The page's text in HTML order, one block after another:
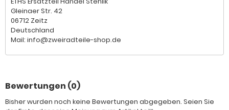
Gleinaer Str. 42
06712 Zeitz
Deutschland
Mail: info@zweiradteile-shop.de
Bewertungen (0)
Bisher wurden noch keine Bewertungen abgegeben. Seien Sie